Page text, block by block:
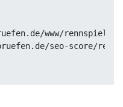
www/
seo-score/